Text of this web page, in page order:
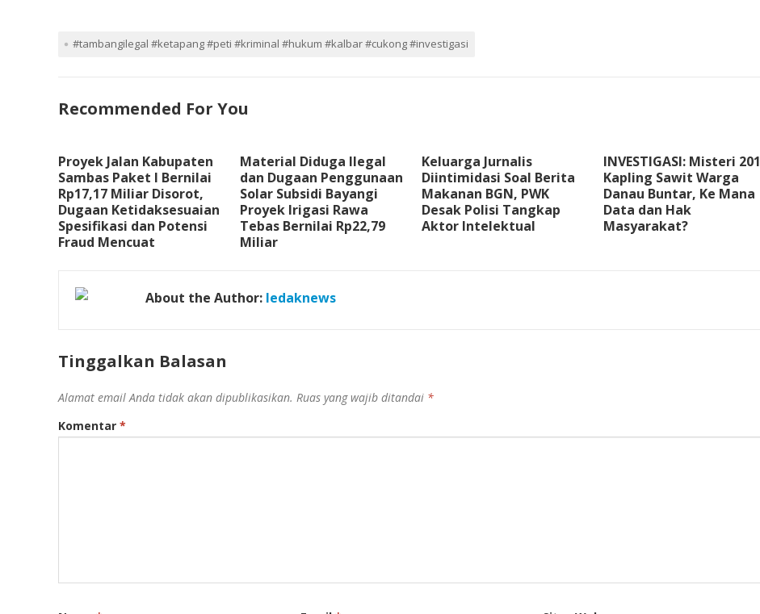
#tambangilegal #ketapang #peti #kriminal #hukum #kalbar #cukong #investigasi
Recommended For You
Proyek Jalan Kabupaten
Sambas Paket I Bernilai
Rp17,17 Miliar Disorot,
Dugaan Ketidaksesuaian
Spesifikasi dan Potensi
Fraud Mencuat
Material Diduga Ilegal
dan Dugaan Penggunaan
Solar Subsidi Bayangi
Proyek Irigasi Rawa
Tebas Bernilai Rp22,79
Miliar
Keluarga Jurnalis
Diintimidasi Soal Berita
Makanan BGN, PWK
Desak Polisi Tangkap
Aktor Intelektual
INVESTIGASI: Misteri 201
Kapling Sawit Warga
Danau Buntar, Ke Mana
Data dan Hak
Masyarakat?
About the Author: ledaknews
Tinggalkan Balasan
Alamat email Anda tidak akan dipublikasikan. Ruas yang wajib ditandai *
Komentar *